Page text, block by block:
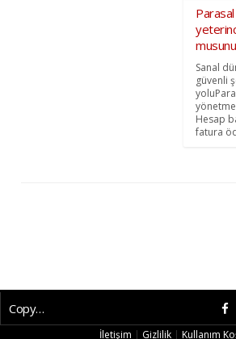
Sanal
güvenli
Hesap
fatura
Copyright © 2026 CybermagOnline
İletişim | Gizlilik | Kullanım